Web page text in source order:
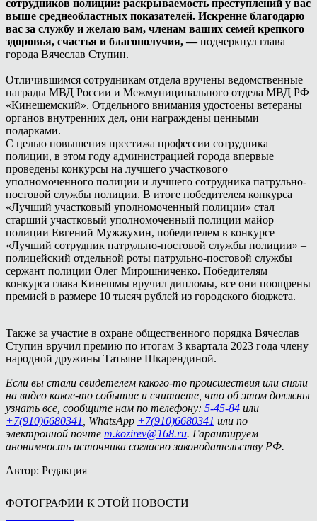
сотрудников полиции: раскрываемость преступлений у вас
выше среднеобластных показателей. Искренне благодарю
вас за службу и желаю вам, членам ваших семей крепкого
здоровья, счастья и благополучия, —подчеркнул глава
города Вячеслав Ступин.
Отличившимся сотрудникам отдела вручены ведомственные
награды МВД России и Межмуниципального отдела МВД РФ
«Кинешемский». Отдельного внимания удостоены ветераны
органов внутренних дел, они награждены ценными
подарками.
С целью повышения престижа профессии сотрудника
полиции, в этом году администрацией города впервые
проведены конкурсы на лучшего участкового
уполномоченного полиции и лучшего сотрудника патрульно-
постовой службы полиции. В итоге победителем конкурса
«Лучший участковый уполномоченный полиции» стал
старший участковый уполномоченный полиции майор
полиции Евгений Мужжухин, победителем в конкурсе
«Лучший сотрудник патрульно-постовой службы полиции» –
полицейский отдельной роты патрульно-постовой службы
сержант полиции Олег Мирошниченко. Победителям
конкурса глава Кинешмы вручил дипломы, все они поощрены
премией в размере 10 тысяч рублей из городского бюджета.
Также за участие в охране общественного порядка Вячеслав
Ступин вручил премию по итогам 3 квартала 2023 года члену
народной дружины Татьяне Шкарендиной.
Если вы стали свидетелем какого-то происшествия или сняли
на видео какое-то событие и считаете, что об этом должны
узнать все, сообщите нам по телефону: 5-45-84 или
+7(910)6680341
, WhatsApp +7(910)6680341 или по
электронной почте m.kozirev@168.ru. Гарантируем
анонимность источника согласно законодательству РФ.
Автор: Редакция
ФОТОГРАФИИ К ЭТОЙ НОВОСТИ